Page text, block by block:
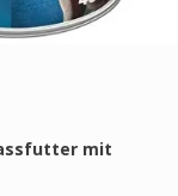
mit